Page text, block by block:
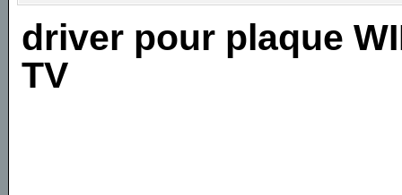
driver pour plaque
TV